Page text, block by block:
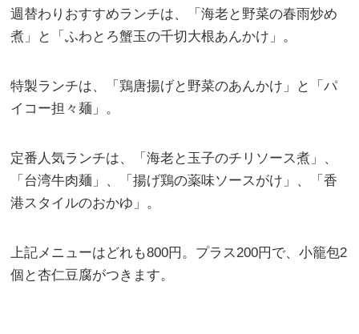
週替わりおすすめランチは、「海老と野菜の春雨炒め
煮」と「ふわとろ蟹玉の千切大根あんかけ」。
特製ランチは、「鶏唐揚げと野菜のあんかけ」と「パ
イコー担々麺」。
定番人気ランチは、「海老と玉子のチリソース煮」、
「台湾牛肉麺」、「揚げ鶏の薬味ソースがけ」、「香
港スタイルのおかゆ」。
上記メニューはどれも800円。プラス200円で、小籠包2
個と杏仁豆腐がつきます。